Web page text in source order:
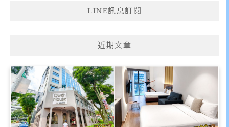
LINE訊息訂閱
近期文章